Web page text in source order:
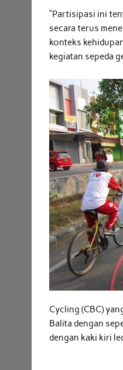
“Partisipasi ini
secara terus
konteks
kegiatan sepeda
Cycling (CBC)
Balita dengan
dengan kaki kiri